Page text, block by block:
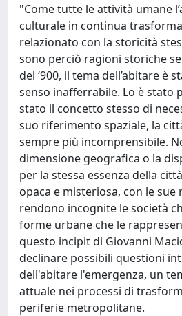
"Come tutte le attività umane
culturale in continua
relazionato con la storicità
sono perciò ragioni storiche
del ‘900, il tema dell’abitare è
senso inafferrabile. Lo è stato
stato il concetto stesso di
suo riferimento spaziale, la
sempre più incomprensibile.
dimensione geografica o la
per la stessa essenza della
opaca e misteriosa, con le sue
rendono incognite le società
forme urbane che le
questo incipit di Giovanni
declinare possibili questioni
dell'abitare l'emergenza, un
attuale nei processi di
periferie metropolitane.